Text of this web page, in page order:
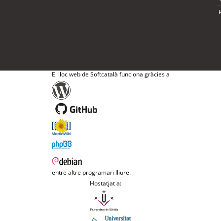
El lloc web de Softcatalà funciona gràcies a
entre altre programari lliure.
Hostatjat a: